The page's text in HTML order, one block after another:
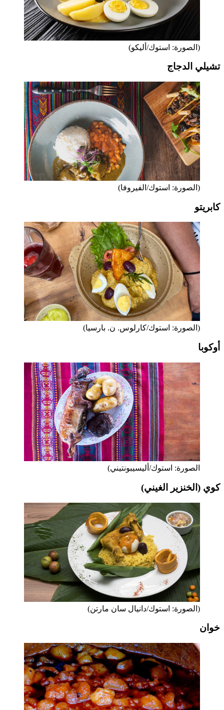
(الصورة: استوك/أليكو)
تشيلي الدجاج
(الصورة: استوك/الفيروفا)
كابريتو
(الصورة: استوك/كارلوس. ن. بارسيا)
أوكوبا
الصورة: استوك/أليسيبونتيني)
كوي (الخنزير الغيني)
(الصورة: استوك/دانيال سان مارتن)
خوان